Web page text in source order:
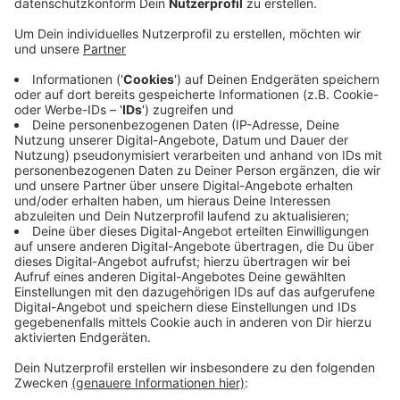
Anzeige
Das meldet die Deutsche Presseagentur - und bezieht
sich dabei auf einen Bericht der Bild. Weshalb gegen
die 25-jährige Erzieherin ermittelt worden war, ist nicht
bekannt. Weiter unklar bleibt auch die Todesursache
des Viersener Kita-Kindes. Laut der "Bild" habe die
Obduktion Verletzungen an Hals und Brust
festgestellt. Die Dreijährige war Ende April mit
Atemstillstand aus einer Kita in ein Krankenhaus
gebracht worden. Dort starb das Kind wenige Tage
später. Die Tatverdächtige sitzt wegen
Mordverdachts in Untersuchungshaft.